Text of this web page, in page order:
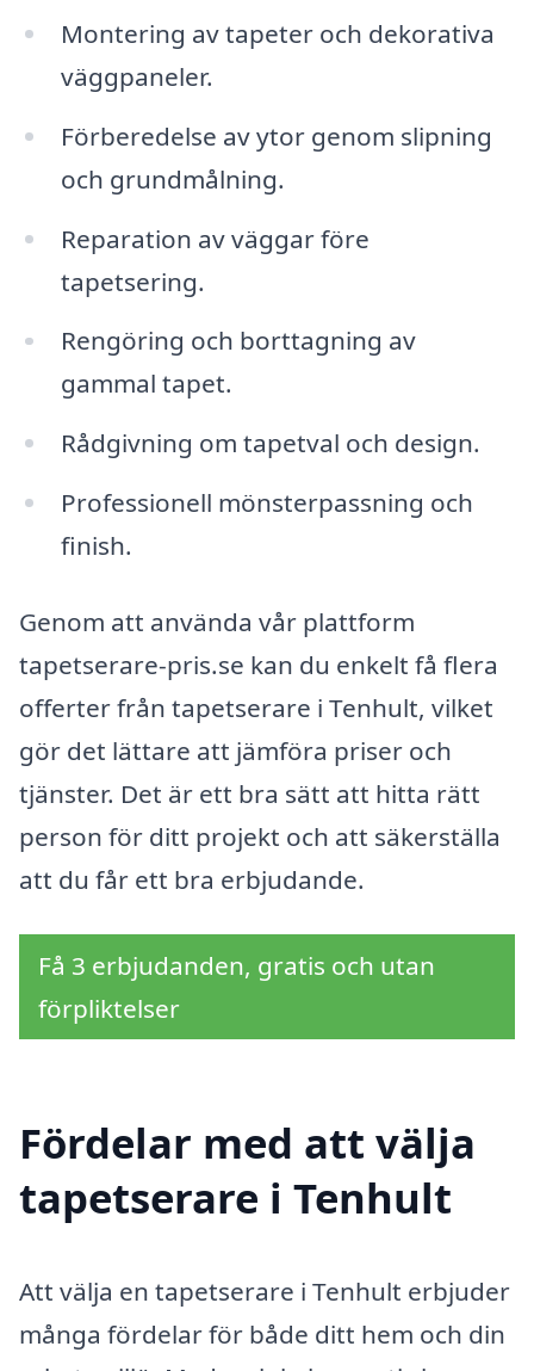
Montering av tapeter och dekorativa
väggpaneler.
Förberedelse av ytor genom slipning
och grundmålning.
Reparation av väggar före
tapetsering.
Rengöring och borttagning av
gammal tapet.
Rådgivning om tapetval och design.
Professionell mönsterpassning och
finish.
Genom att använda vår plattform
tapetserare-pris.se kan du enkelt få flera
offerter från tapetserare i Tenhult, vilket
gör det lättare att jämföra priser och
tjänster. Det är ett bra sätt att hitta rätt
person för ditt projekt och att säkerställa
att du får ett bra erbjudande.
Få 3 erbjudanden, gratis och utan
förpliktelser
Fördelar med att välja
tapetserare i Tenhult
Att välja en tapetserare i Tenhult erbjuder
många fördelar för både ditt hem och din